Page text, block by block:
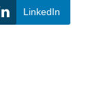
LinkedIn